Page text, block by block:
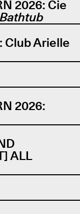
2026: Cie
Club Arielle
2026:
ALL